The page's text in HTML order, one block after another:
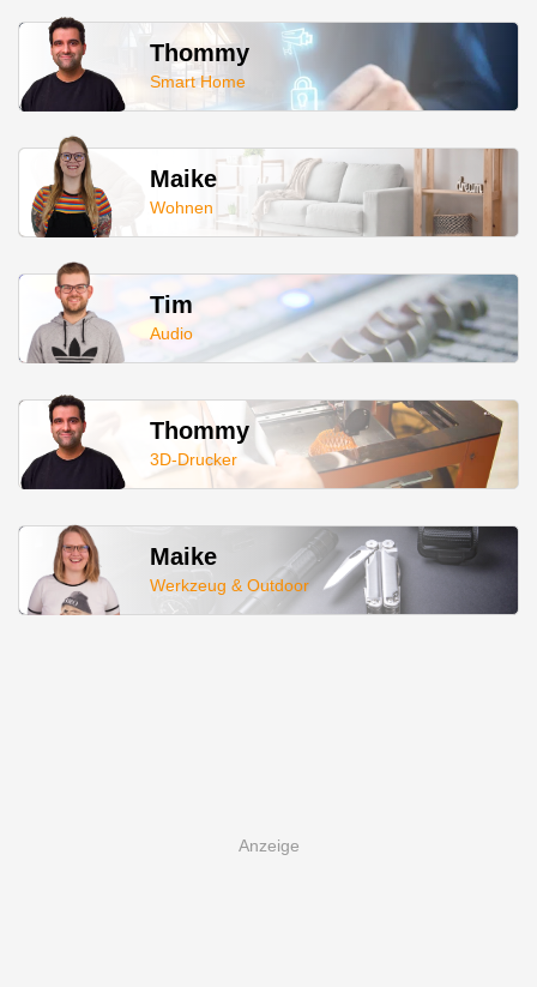
Thommy
Smart Home
Maike
Wohnen
Tim
Audio
Thommy
3D-Drucker
Maike
Werkzeug & Outdoor